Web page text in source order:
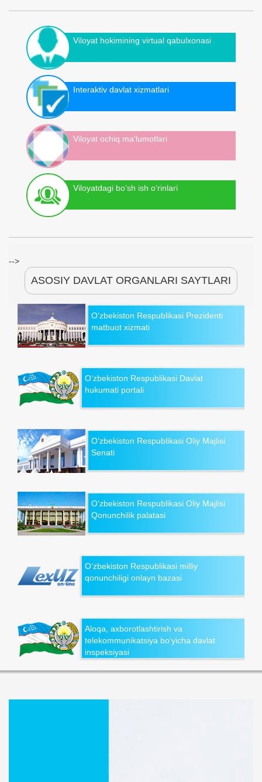
Viloyat hokimining virtual qabulxonasi
Interaktiv davlat xizmatlari
Viloyat ochiq ma'lumotlari
Viloyatdagi bo‘sh ish o‘rinlari
-->
ASOSIY DAVLAT ORGANLARI SAYTLARI
O‘zbekiston Respublikasi Prezidenti
matbuot xizmati
O‘zbekiston Respublikasi Davlat
hukumati portali
O‘zbekiston Respublikasi Oliy Majlisi
Senati
O‘zbekiston Respublikasi Oliy Majlisi
Qonunchilik palatasi
O‘zbekiston Respublikasi milliy
qonunchiligi onlayn bazasi
Aloqa, axborotlashtirish va
telekommunikatsiya bo‘yicha davlat
inspeksiyasi